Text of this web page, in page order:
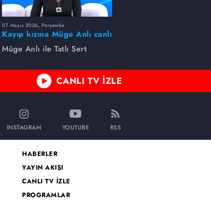
07 Mayıs 2026, Perşembe
Kayıp kızına Müge Anlı canlı
yayında kavuştu
Müge Anlı ile Tatlı Sert
CANLI TV İZLE
INSTAGRAM YOUTUBE RSS
HABERLER
YAYIN AKIŞI
CANLI TV İZLE
PROGRAMLAR